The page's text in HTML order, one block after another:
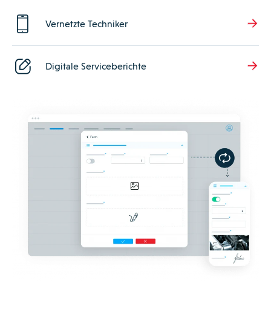
Vernetzte Techniker
Digitale Serviceberichte